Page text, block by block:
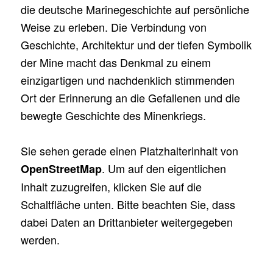
die deutsche Marinegeschichte auf persönliche
Weise zu erleben. Die Verbindung von
Geschichte, Architektur und der tiefen Symbolik
der Mine macht das Denkmal zu einem
einzigartigen und nachdenklich stimmenden
Ort der Erinnerung an die Gefallenen und die
bewegte Geschichte des Minenkriegs.
Sie sehen gerade einen Platzhalterinhalt von
OpenStreetMap. Um auf den eigentlichen
Inhalt zuzugreifen, klicken Sie auf die
Schaltfläche unten. Bitte beachten Sie, dass
dabei Daten an Drittanbieter weitergegeben
werden.